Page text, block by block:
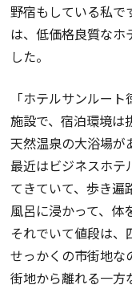
野宿もしている私で
は、低価格良質なホ
した。
「ホテルサンルー
施設で、宿泊環境は
天然温泉の大浴場が
最近はビジネスホテ
てきていて、歩き遍
風呂に浸かって、体
それでいて値段は、
せっかくの市街地な
街地から離れる一方